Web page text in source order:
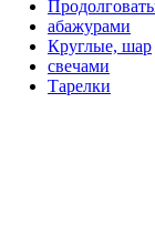
абажурами
Круглые, шар
свечами
Тарелки